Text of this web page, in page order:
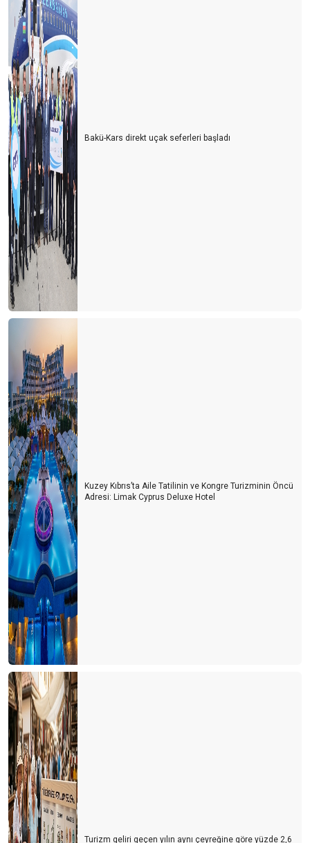
Bakü-Kars direkt uçak seferleri başladı
Kuzey Kıbrıs’ta Aile Tatilinin ve Kongre Turizminin Öncü
Adresi: Limak Cyprus Deluxe Hotel
Turizm geliri geçen yılın aynı çeyreğine göre yüzde 2,6